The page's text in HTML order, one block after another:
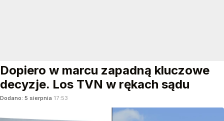
Dopiero w marcu zapadną kluczowe
decyzje. Los TVN w rękach sądu
Dodano: 5 sierpnia 17:53